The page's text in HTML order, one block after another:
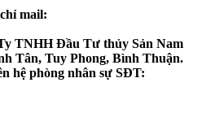
mail:
TNHH Đầu Tư thủy Sản Nam
Tân, Tuy Phong, Bình Thuận.
hệ phòng nhân sự SĐT: